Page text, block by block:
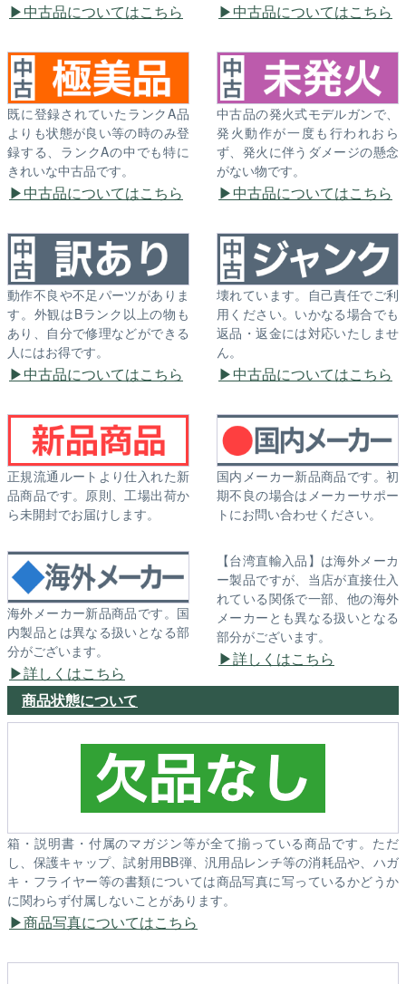
中古品についてはこちら 中古品についてはこちら
既に登録されていたランクA品
よりも状態が良い等の時のみ登
録する、ランクAの中でも特に
きれいな中古品です。
中古品についてはこちら
中古品の発火式モデルガンで、
発火動作が一度も行われおら
ず、発火に伴うダメージの懸念
がない物です。
中古品についてはこちら
動作不良や不足パーツがありま
す。外観はBランク以上の物も
あり、自分で修理などができる
人にはお得です。
中古品についてはこちら
壊れています。自己責任でご利
用ください。いかなる場合でも
返品・返金には対応いたしませ
ん。
中古品についてはこちら
正規流通ルートより仕入れた新
品商品です。原則、工場出荷か
ら未開封でお届けします。
国内メーカー新品商品です。初
期不良の場合はメーカーサポー
トにお問い合わせください。
海外メーカー新品商品です。国
内製品とは異なる扱いとなる部
分がございます。
詳しくはこちら
【台湾直輸入品】は海外メーカ
ー製品ですが、当店が直接仕入
れている関係で一部、他の海外
メーカーとも異なる扱いとなる
部分がございます。
詳しくはこちら
商品状態について
箱・説明書・付属のマガジン等が全て揃っている商品です。ただ
し、保護キャップ、試射用BB弾、汎用品レンチ等の消耗品や、ハガ
キ・フライヤー等の書類については商品写真に写っているかどうか
に関わらず付属しないことがあります。
商品写真についてはこちら